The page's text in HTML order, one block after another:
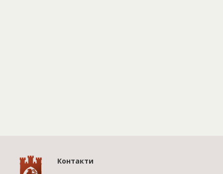
Контакти